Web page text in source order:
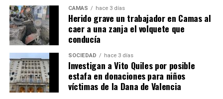
CAMAS hace 3 días
Herido grave un trabajador en Camas al
caer a una zanja el volquete que
conducía
SOCIEDAD hace 3 días
Investigan a Vito Quiles por posible
estafa en donaciones para niños
víctimas de la Dana de Valencia